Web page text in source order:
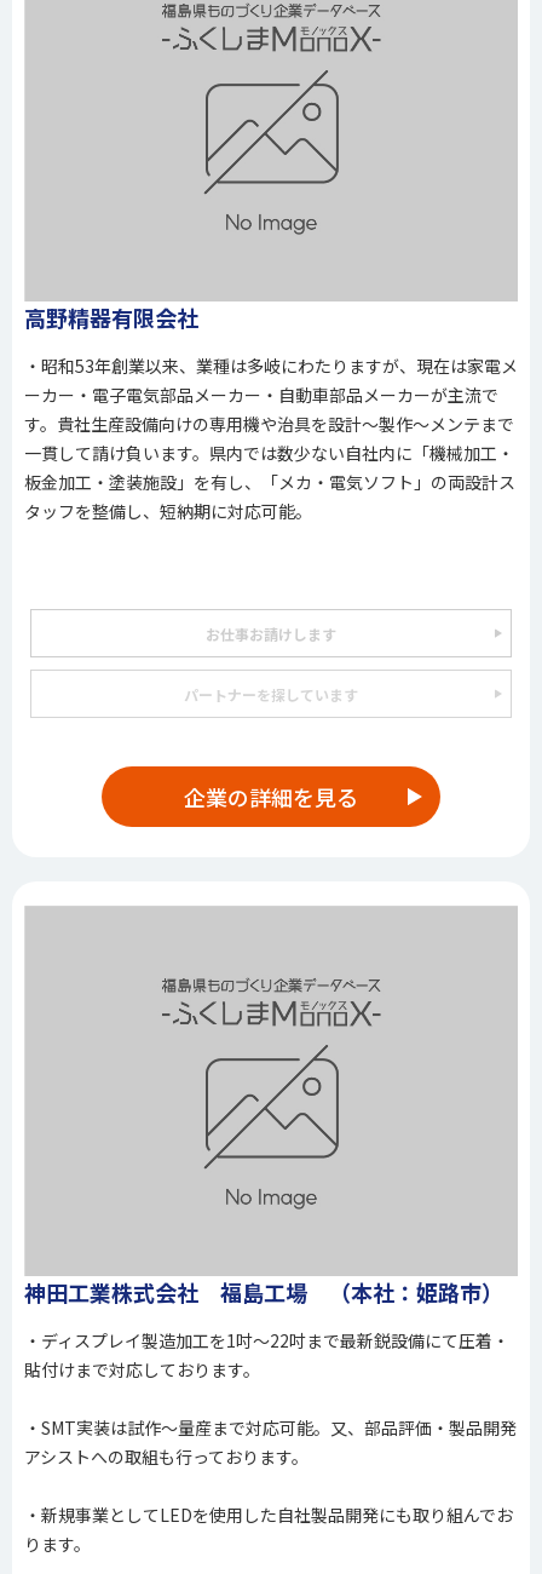
高野精器有限会社
・昭和53年創業以来、業種は多岐にわたりますが、現在は家電メ
ーカー・電子電気部品メーカー・自動車部品メーカーが主流で
す。貴社生産設備向けの専用機や治具を設計～製作～メンテまで
一貫して請け負います。県内では数少ない自社内に「機械加工・
板金加工・塗装施設」を有し、「メカ・電気ソフト」の両設計ス
タッフを整備し、短納期に対応可能。
お仕事お請けします
パートナーを探しています
企業の詳細を見る
神田工業株式会社 福島工場 （本社：姫路市）
・ディスプレイ製造加工を1吋～22吋まで最新鋭設備にて圧着・
貼付けまで対応しております。
・SMT実装は試作～量産まで対応可能。又、部品評価・製品開発
アシストへの取組も行っております。
・新規事業としてLEDを使用した自社製品開発にも取り組んでお
ります。